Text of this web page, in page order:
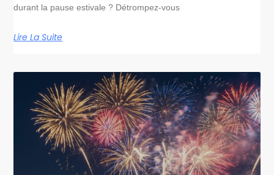
durant la pause estivale ? Détrompez-vous
Lire La Suite